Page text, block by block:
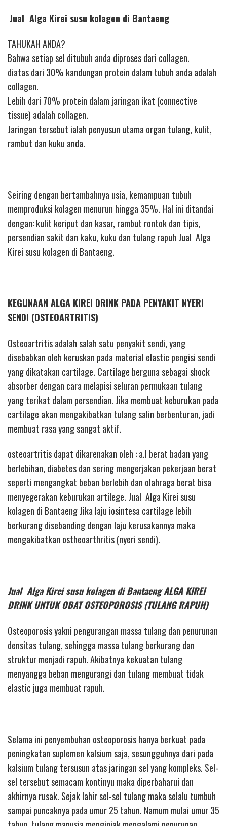
Jual Alga Kirei susu kolagen di Bantaeng
TAHUKAH ANDA?
Bahwa setiap sel ditubuh anda diproses dari collagen.
diatas dari 30% kandungan protein dalam tubuh anda adalah
collagen.
Lebih dari 70% protein dalam jaringan ikat (connective
tissue) adalah collagen.
Jaringan tersebut ialah penyusun utama organ tulang, kulit,
rambut dan kuku anda.
Seiring dengan bertambahnya usia, kemampuan tubuh
memproduksi kolagen menurun hingga 35%. Hal ini ditandai
dengan: kulit keriput dan kasar, rambut rontok dan tipis,
persendian sakit dan kaku, kuku dan tulang rapuh Jual Alga
Kirei susu kolagen di Bantaeng.
KEGUNAAN ALGA KIREI DRINK PADA PENYAKIT NYERI
SENDI (OSTEOARTRITIS)
Osteoartritis adalah salah satu penyakit sendi, yang
disebabkan oleh keruskan pada material elastic pengisi sendi
yang dikatakan cartilage. Cartilage berguna sebagai shock
absorber dengan cara melapisi seluran permukaan tulang
yang terikat dalam persendian. Jika membuat keburukan pada
cartilage akan mengakibatkan tulang salin berbenturan, jadi
membuat rasa yang sangat aktif.
osteoartritis dapat dikarenakan oleh : a.l berat badan yang
berlebihan, diabetes dan sering mengerjakan pekerjaan berat
seperti mengangkat beban berlebih dan olahraga berat bisa
menyegerakan keburukan artilege. Jual Alga Kirei susu
kolagen di Bantaeng Jika laju iosintesa cartilage lebih
berkurang disebanding dengan laju kerusakannya maka
mengakibatkan ostheoarthritis (nyeri sendi).
Jual Alga Kirei susu kolagen di Bantaeng ALGA KIREI
DRINK UNTUK OBAT OSTEOPOROSIS (TULANG RAPUH)
Osteoporosis yakni pengurangan massa tulang dan penurunan
densitas tulang, sehingga massa tulang berkurang dan
struktur menjadi rapuh. Akibatnya kekuatan tulang
menyangga beban mengurangi dan tulang membuat tidak
elastic juga membuat rapuh.
Selama ini penyembuhan osteoporosis hanya berkuat pada
peningkatan suplemen kalsium saja, sesungguhnya dari pada
kalsium tulang tersusun atas jaringan sel yang kompleks. Sel-
sel tersebut semacam kontinyu maka diperbaharui dan
akhirnya rusak. Sejak lahir sel-sel tulang maka selalu tumbuh
sampai puncaknya pada umur 25 tahun. Namum mulai umur 35